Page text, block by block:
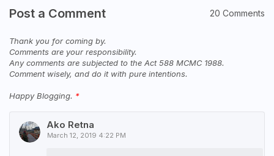
Post a Comment 20 Comments
Thank you for coming by.
Comments are your responsibility.
Any comments are subjected to the Act 588 MCMC 1988.
Comment wisely, and do it with pure intentions.
Happy Blogging.
Ako Retna
March 12, 2019 4:22 PM